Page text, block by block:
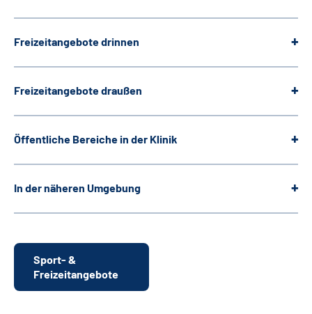
Freizeitangebote drinnen
Freizeitangebote draußen
Öffentliche Bereiche in der Klinik
In der näheren Umgebung
Sport- &
Freizeitangebote